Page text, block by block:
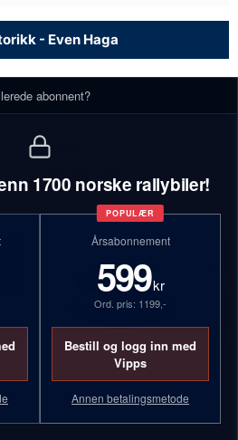
- Even Haga
abonnent?
1700 norske rallybiler!
POPULÆR
Årsabonnement
599kr
Ord. pris: 1199,-
Bestill og logg inn med
Vipps
Annen betalingsmetode
- Even Haga
2 biler
HJ33932